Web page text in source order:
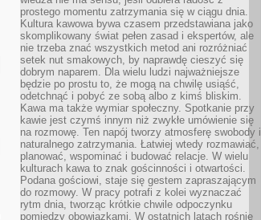
prostego momentu zatrzymania się w ciągu dnia.
Kultura kawowa bywa czasem przedstawiana jako
skomplikowany świat pełen zasad i ekspertów, ale
nie trzeba znać wszystkich metod ani rozróżniać
setek nut smakowych, by naprawdę cieszyć się
dobrym naparem. Dla wielu ludzi najważniejsze
będzie po prostu to, że mogą na chwilę usiąść,
odetchnąć i pobyć ze sobą albo z kimś bliskim.
Kawa ma także wymiar społeczny. Spotkanie przy
kawie jest czymś innym niż zwykłe umówienie się
na rozmowę. Ten napój tworzy atmosferę swobody i
naturalnego zatrzymania. Łatwiej wtedy rozmawiać,
planować, wspominać i budować relacje. W wielu
kulturach kawa to znak gościnności i otwartości.
Podana gościowi, staje się gestem zapraszającym
do rozmowy. W pracy potrafi z kolei wyznaczać
rytm dnia, tworząc krótkie chwile odpoczynku
pomiędzy obowiązkami. W ostatnich latach rośnie